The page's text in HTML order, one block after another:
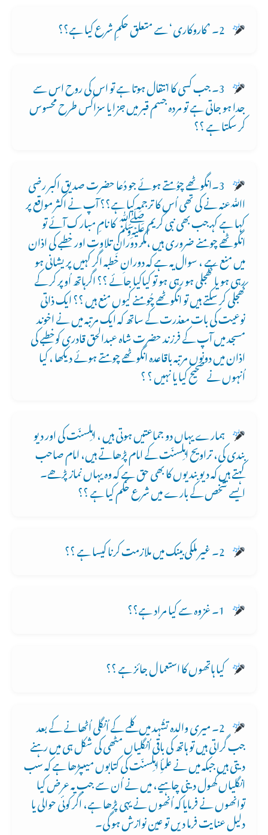
2۔ ’کاروکاری‘ سے متعلق حکمِ شرع کیا ہے؟؟
3۔ جب کسی کا انتقال ہوتا ہے تو اس کی روح اس سے
جدا ہو جاتی ہے تو مردہ جسم قبر میں جزا یا سزاکس طرح محسوس
کر سکتا ہے ؟؟
3۔انگوٹھے چوُمتے ہوئے جو دُعا حضرت صدیقِ اکبر رضی
اﷲعنہ نے کی تھی اُس کا ترجمہ کیا ہے؟؟ آپ نے اکثر مواقع پر
کہا ہے کہــ جب بھی نبی کریم ﷺ کا نامِ مبارک آئے تو
انگوٹھے چومنے ضروری ہیں ،مگر دورانِ تلاوت اور خطبے کی اذان
میں منع ہے ، سوال یہ ہے کہ دورانِ خطبہ اگر کہیں پریشانی ہو
رہی ہو یا کھجلی ہو رہی ہو تو کیاکیا جائے ؟؟ اگرہاتھ اُوپر کر کے
کھجلی کر سکتے ہیں تو انگوٹھے چُومنے کیوں منع ہیں ؟؟ ایک ذاتی
نوعیت کی بات معذرت کے ساتھ کہ ایک مرتبہ میں نے اخوند
مسجد میں آپ کے فرزند حضرت شاہ عبدالحق قادری کوخطبے کی
اذان میں دونوں مرتبہ باقاعدہ انگوٹھے چومتے ہوئے دیکھا ، کیا
اُنہوں نے صحیح کیا یا نہیں ؟ ؟
ہمارے یہاں دو جماعتیں ہوتی ہیں ، اہلِسنّت کی اور دیو
بندی کی، تراویح اہلِسنّت کے امام پڑھاتے ہیں، امام صاحب
کہتے ہیں کہ دیو بندیوں کا بھی حق ہے کہ وہ یہاں نماز پڑھے۔
ایسے شخص کے بارے میں شرع حکم کیا ہے ؟؟
2۔ غیر ملکی بینک میں ملازمت کرنا کیسا ہے ؟؟
1۔ غزوہ سے کیا مراد ہے؟؟
کیا ہاتھوں کا استعما ل جائز ہے ؟؟
2۔ میری والدہ تشُہد میں کلمے کے اُنگلی اُٹھانے کے بعد
جب گراتی ہیں تو ہاتھ کی باقی اُنگلیاں مٹھی کی شکل ہی میں رہنے
دیتی ہیں جبکہ میں نے علمأِ اہلِسنّت کی کتابوں میںپڑھا ہے کہ سب
انگلیاں کھول دینی چاہیے، میں نے اُن سے جب یہ عرض کیا
توانھوں نے فرمایا کہ اُنھوں نے یہی پڑھا ہے، اگر کوئی حوالی یا
دلیل عنایت فرما دیں تو عین نوازش ہو گی۔